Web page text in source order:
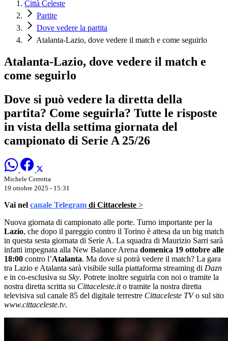
Città Celeste
Partite
Dove vedere la partita
Atalanta-Lazio, dove vedere il match e come seguirlo
Atalanta-Lazio, dove vedere il match e
come seguirlo
Dove si può vedere la diretta della
partita? Come seguirla? Tutte le risposte
in vista della settima giornata del
campionato di Serie A 25/26
Michele Cerrotta
19 ottobre 2025 - 15:31
Vai nel canale Telegram di Cittaceleste >
Nuova giornata di campionato alle porte. Turno importante per la
Lazio, che dopo il pareggio contro il Torino è attesa da un big match
in questa sesta giornata di Serie A. La squadra di Maurizio Sarri sarà
infatti impegnata alla New Balance Arena domenica 19 ottobre alle
18:00 contro l’Atalanta. Ma dove si potrà vedere il match? La gara
tra Lazio e Atalanta sarà visibile sulla piattaforma streaming di Dazn
e in co-esclusiva su Sky. Potrete inoltre seguirla con noi o tramite la
nostra diretta scritta su Cittaceleste.ito tramite la nostra diretta
televisiva sul canale 85 del digitale terrestre Cittaceleste TVo sul sito
www.cittaceleste.tv.